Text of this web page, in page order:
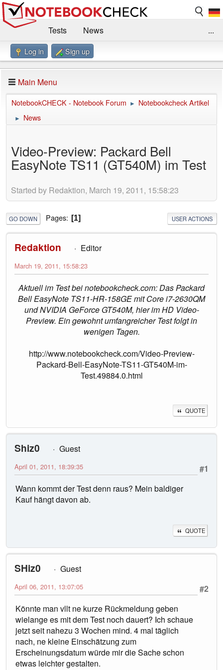
Tests
News
Benchmarks / Technik
Forum
Impressum
...
Log in Sign up
Main Menu
NotebookCHECK - Notebook Forum ► Notebookcheck Artikel
► News
Video-Preview: Packard Bell
EasyNote TS11 (GT540M) im Test
Started by Redaktion, March 19, 2011, 15:58:23
GO DOWN Pages 1 USER ACTIONS
Redaktion Editor
March 19, 2011, 15:58:23
Aktuell im Test bei notebookcheck.com: Das Packard
Bell EasyNote TS11-HR-158GE mit Core i7-2630QM
und NVIDIA GeForce GT540M, hier im HD Video-
Preview. Ein gewohnt umfangreicher Test folgt in
wenigen Tagen.
http://www.notebookcheck.com/Video-Preview-
Packard-Bell-EasyNote-TS11-GT540M-im-
Test.49884.0.html
QUOTE
Shiz0
Guest
#1
April 01, 2011, 18:39:35
Wann kommt der Test denn raus? Mein baldiger
Kauf hängt davon ab.
QUOTE
SHiz0
Guest
#2
April 06, 2011, 13:07:05
Könnte man vllt ne kurze Rückmeldung geben
wielange es mit dem Test noch dauert? Ich schaue
jetzt seit nahezu 3 Wochen mind. 4 mal täglich
nach, ne kleine Einschätzung zum
Erscheinungsdatum würde mir die Sache schon
etwas leichter gestalten.